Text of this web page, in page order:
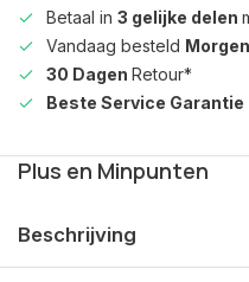
Betaal in 3 gelijke delen
Vandaag besteld
30 Dagen Retour*
Beste Service Garantie
Plus en Minpunten
Beschrijving